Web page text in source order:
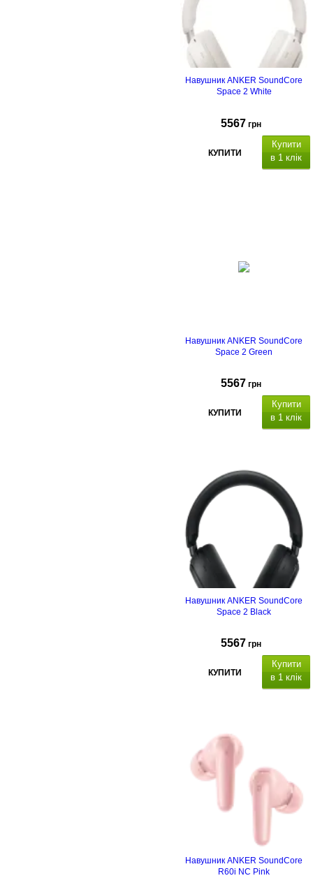
Навушник ANKER SoundСore
Space 2 White
5567 грн
КУПИТИ
Купити
в 1 клік
Навушник ANKER SoundСore
Space 2 Green
5567 грн
КУПИТИ
Купити
в 1 клік
Навушник ANKER SoundСore
Space 2 Black
5567 грн
КУПИТИ
Купити
в 1 клік
Навушник ANKER SoundСore
R60i NC Pink